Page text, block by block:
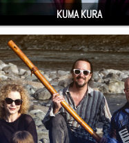
KUMA KURA